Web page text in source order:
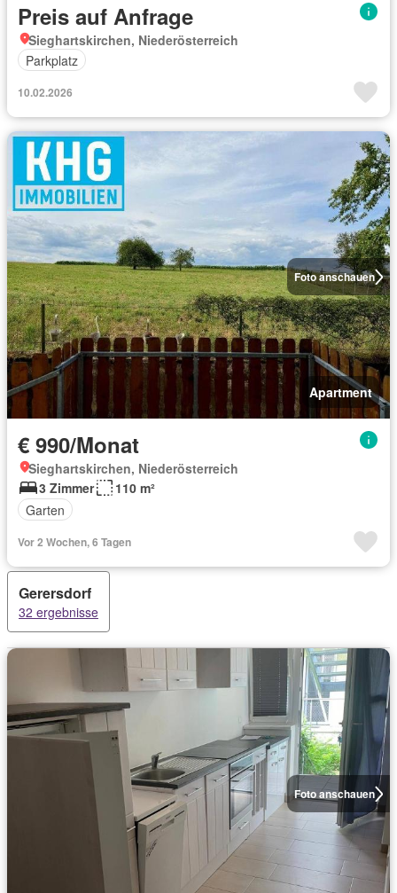
Preis auf Anfrage
Sieghartskirchen, Niederösterreich
Parkplatz
10.02.2026
Foto anschauen
Apartment
€ 990/Monat
Sieghartskirchen, Niederösterreich
3 Zimmer
110 m²
Garten
Vor 2 Wochen, 6 Tagen
Gerersdorf
32 ergebnisse
Foto anschauen